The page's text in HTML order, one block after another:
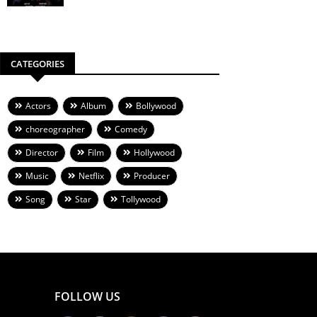
CATEGORIES
Actors Album
Bollywood
choreographer
Comedy
Director
Film
Hollywood
Music
Netflix
Producer
Song
Star Tollywood
FOLLOW US